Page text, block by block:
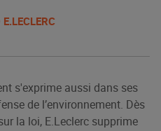
s'exprime aussi dans ses
de l’environnement. Dès
la loi, E.Leclerc supprime